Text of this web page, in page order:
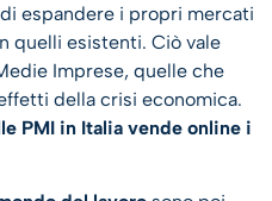
espandere i propri mercati
quelli esistenti. Ciò vale
Imprese, quelle che
della crisi economica.
PMI in Italia vende online i